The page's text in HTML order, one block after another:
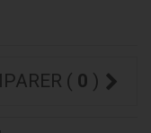
COMPARER ( 0 )